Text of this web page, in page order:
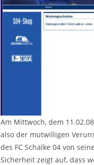
Am Mittwoch, dem
also der mutwilligen
des FC Schalke 04 von
Sicherheit zeigt auf, dass